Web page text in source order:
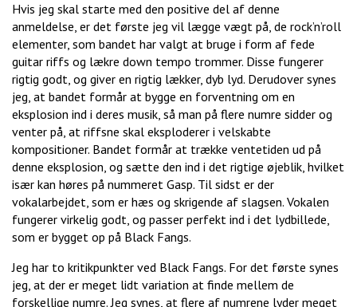
Hvis jeg skal starte med den positive del af denne
anmeldelse, er det første jeg vil lægge vægt på, de rock’n’roll
elementer, som bandet har valgt at bruge i form af fede
guitar riffs og lækre down tempo trommer. Disse fungerer
rigtig godt, og giver en rigtig lækker, dyb lyd. Derudover synes
jeg, at bandet formår at bygge en forventning om en
eksplosion ind i deres musik, så man på flere numre sidder og
venter på, at riffsne skal eksploderer i velskabte
kompositioner. Bandet formår at trække ventetiden ud på
denne eksplosion, og sætte den ind i det rigtige øjeblik, hvilket
især kan høres på nummeret Gasp. Til sidst er der
vokalarbejdet, som er hæs og skrigende af slagsen. Vokalen
fungerer virkelig godt, og passer perfekt ind i det lydbillede,
som er bygget op på Black Fangs.
Jeg har to kritikpunkter ved Black Fangs. For det første synes
jeg, at der er meget lidt variation at finde mellem de
forskellige numre. Jeg synes, at flere af numrene lyder meget